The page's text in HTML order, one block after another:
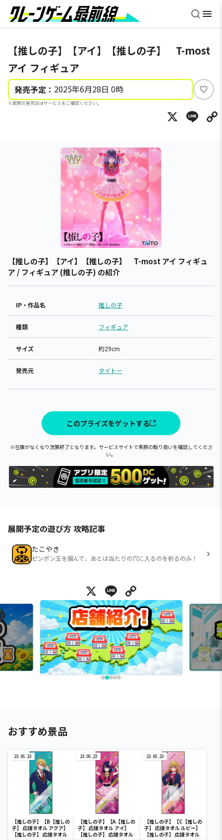
【推しの子】【アイ】【推しの子】 T-most
アイ フィギュア
発売予定： 2025年6月28日 0時
※実際の発売日はサービスをご確認ください。
い
ね
X
【推しの子】【アイ】【推しの子】 T-most アイ フィギュ
ア / フィギュア (推しの子) の紹介
IP・作品名 推しの子
種類 フィギュア
サイズ 約29cm
発売元 タイトー
このプライズをゲットする
※在庫がなくなり次第終了となります。サービスサイトで実際の取り扱いを確認してくださ
い。
展開予定の遊び方 攻略記事
たこやき
ピンポン玉を掴んで、あとは当たりの穴に入るのを祈るのみ！
X Line
おすすめ景品
23.05.23
【推しの子】【B【推しの
子】 応援タオル アクア】
【推しの子】 応援タオル
23.05.23
【推しの子】【A【推しの
子】 応援タオル アイ】
【推しの子】 応援タオル
23.05.23
【推しの子】【C【推しの
子】 応援タオル ルビー】
【推しの子】 応援タオル